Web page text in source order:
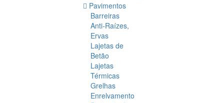
Pavimentos
Barreiras
Anti-Raízes,
Ervas
Lajetas de
Betão
Lajetas
Térmicas
Grelhas
Enrelvamento